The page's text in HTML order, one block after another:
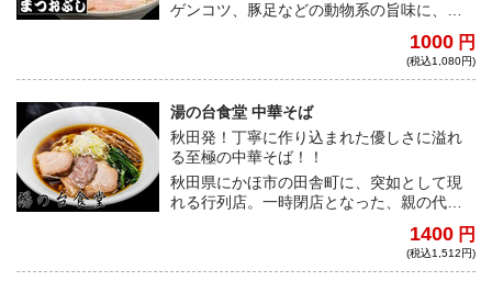
ゲンコツ、豚足などの動物系の旨味に、
濃厚ながらも絶妙なバランスで調和し、圧
倒的なクオリティーとなっている。また、
いた店主渾身の出来であり、全国に熱狂的
なファンがいる。魚介豚骨の歴史を変えう
る極上の一杯、とくとご賞味あれ！
1000 円
(税込1,080円)
湯の台食堂 中華そば
秋田発！丁寧に作り込まれた優しさに溢れ
る至極の中華そば！！
秋田県にかほ市の田舎町に、突如として現
れる行列店。一時閉店となった、親の代か
ばで見事に有名店の仲間入りを果たした現
店主の佐々木氏。驚愕の自家製縮れ麺は、
1400 円
(税込1,512円)